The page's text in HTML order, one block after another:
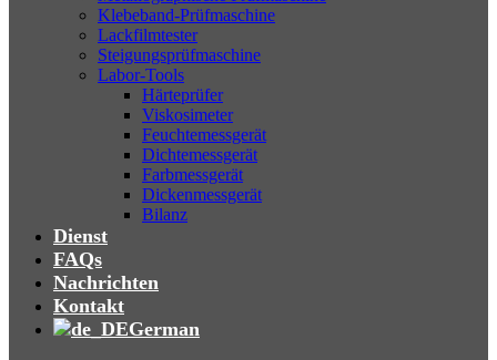
Klebeband-Prüfmaschine
Lackfilmtester
Steigungsprüfmaschine
Labor-Tools
Härteprüfer
Viskosimeter
Feuchtemessgerät
Dichtemessgerät
Farbmessgerät
Dickenmessgerät
Bilanz
Dienst
FAQs
Nachrichten
Kontakt
German